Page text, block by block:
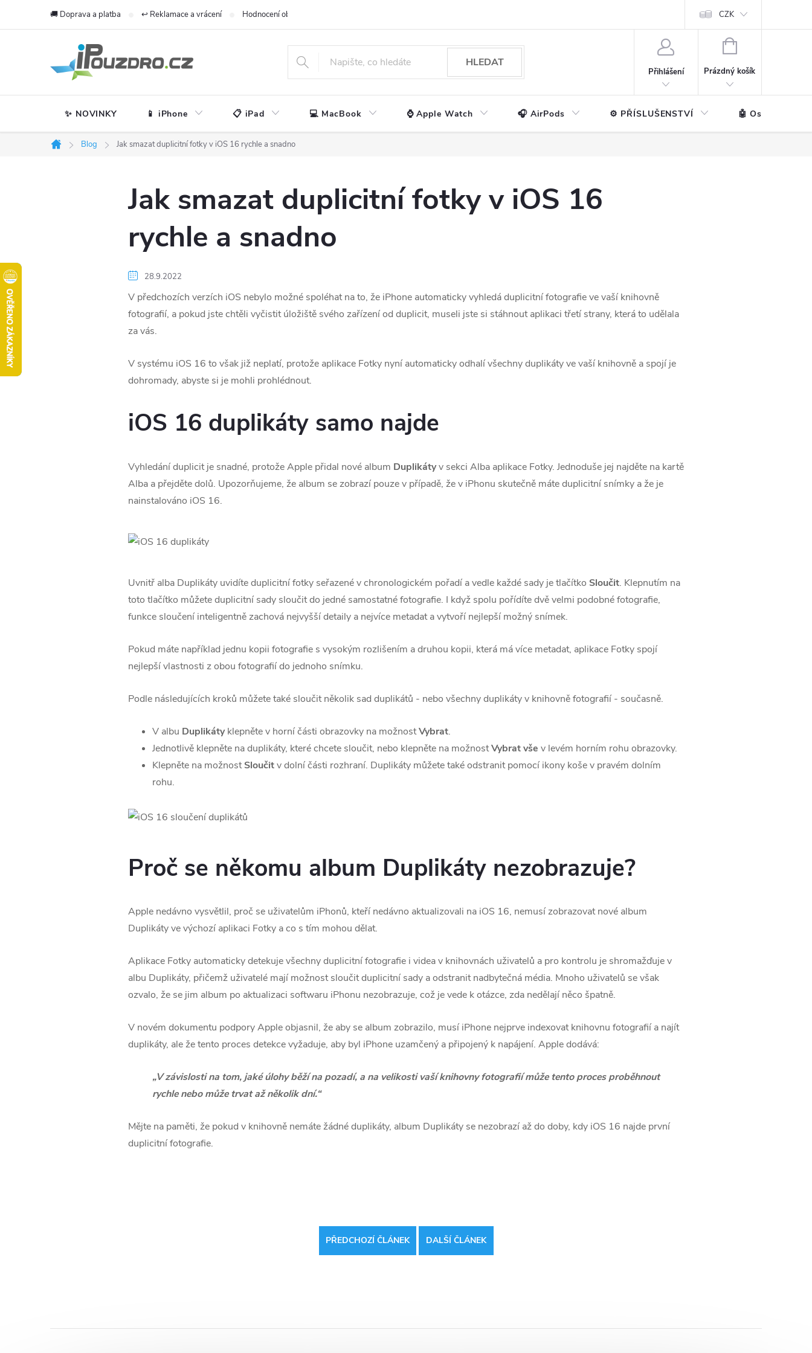
🚚 Doprava a platba ↩️ Reklamace a vrácení Hodnocení obchodu CZK
HLEDAT
Přihlášení
NÁKUPNÍ
Prázdný košík
✨ NOVINKY 📱 iPhone 📋 iPad 💻 MacBook ⌚ Apple Watch 🎧 AirPods ⚙️ PŘÍSLUŠENSTVÍ 🤖 Ostatní
Domů
Blog Jak smazat duplicitní fotky v iOS 16 rychle a snadno
Jak smazat duplicitní fotky v iOS 16
rychle a snadno
28.9.2022
V předchozích verzích iOS nebylo možné spoléhat na to, že iPhone automaticky vyhledá duplicitní fotografie ve vaší knihovně
fotografií, a pokud jste chtěli vyčistit úložiště svého zařízení od duplicit, museli jste si stáhnout aplikaci třetí strany, která to udělala
za vás.
V systému iOS 16 to však již neplatí, protože aplikace Fotky nyní automaticky odhalí všechny duplikáty ve vaší knihovně a spojí je
dohromady, abyste si je mohli prohlédnout.
iOS 16 duplikáty samo najde
Vyhledání duplicit je snadné, protože Apple přidal nové album Duplikátyv sekci Alba aplikace Fotky. Jednoduše jej najděte na kartě
Alba a přejděte dolů. Upozorňujeme, že album se zobrazí pouze v případě, že v iPhonu skutečně máte duplicitní snímky a že je
nainstalováno iOS 16.
Uvnitř alba Duplikáty uvidíte duplicitní fotky seřazené v chronologickém pořadí a vedle každé sady je tlačítko Sloučit. Klepnutím na
toto tlačítko můžete duplicitní sady sloučit do jedné samostatné fotografie. I když spolu pořídíte dvě velmi podobné fotografie,
funkce sloučení inteligentně zachová nejvyšší detaily a nejvíce metadat a vytvoří nejlepší možný snímek.
Pokud máte například jednu kopii fotografie s vysokým rozlišením a druhou kopii, která má více metadat, aplikace Fotky spojí
nejlepší vlastnosti z obou fotografií do jednoho snímku.
Podle následujících kroků můžete také sloučit několik sad duplikátů - nebo všechny duplikáty v knihovně fotografií - současně.
V albu Duplikátyklepněte v horní části obrazovky na možnostVybrat.
Jednotlivě klepněte na duplikáty, které chcete sloučit, nebo klepněte na možnostVybrat vše v levém horním rohu obrazovky.
Klepněte na možnostSloučitv dolní části rozhraní. Duplikáty můžete také odstranit pomocí ikony koše v pravém dolním
rohu.
Proč se někomu album Duplikáty nezobrazuje?
Apple nedávno vysvětlil, proč se uživatelům iPhonů, kteří nedávno aktualizovali na iOS 16, nemusí zobrazovat nové album
Duplikáty ve výchozí aplikaci Fotky a co s tím mohou dělat.
Aplikace Fotky automaticky detekuje všechny duplicitní fotografie i videa v knihovnách uživatelů a pro kontrolu je shromažďuje v
albu Duplikáty, přičemž uživatelé mají možnost sloučit duplicitní sady a odstranit nadbytečná média. Mnoho uživatelů se však
ozvalo, že se jim album po aktualizaci softwaru iPhonu nezobrazuje, což je vede k otázce, zda nedělají něco špatně.
V novém dokumentu podpory Apple objasnil, že aby se album zobrazilo, musí iPhone nejprve indexovat knihovnu fotografií a najít
duplikáty, ale že tento proces detekce vyžaduje, aby byl iPhone uzamčený a připojený k napájení. Apple dodává:
„V závislosti na tom, jaké úlohy běží na pozadí, a na velikosti vaší knihovny fotografií může tento proces proběhnout
rychle nebo může trvat až několik dní.“
Mějte na paměti, že pokud v knihovně nemáte žádné duplikáty, album Duplikáty se nezobrazí až do doby, kdy iOS 16 najde první
duplicitní fotografie.
PŘEDCHOZÍ ČLÁNEK DALŠÍ ČLÁNEK